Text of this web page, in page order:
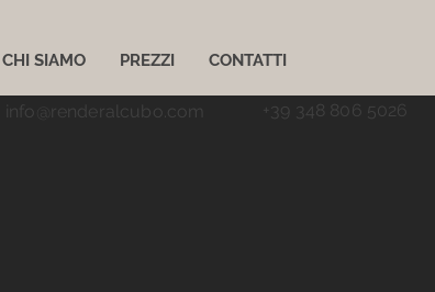
CHI SIAMO PREZZI CONTATTI
info@renderalcubo.com +39 348 806 5026